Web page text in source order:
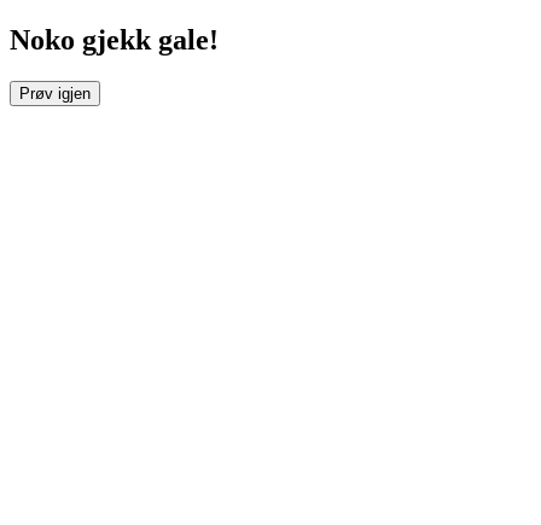
Noko gjekk gale!
Prøv igjen